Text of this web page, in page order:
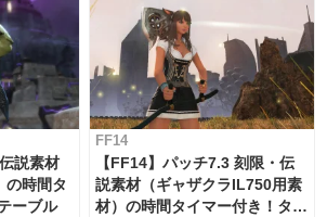
説素材
の時間タ
ーブル
FF14
【FF14】パッチ7.3 刻限・伝
説素材（ギャザクラIL750用素
材）の時間タイマー付き！タイ